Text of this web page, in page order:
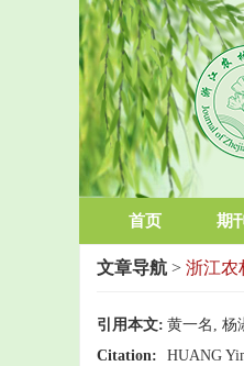
首页 期
文章导航 > 浙江农
引用本文: 黄一名, 杨
Citation:
HUANG